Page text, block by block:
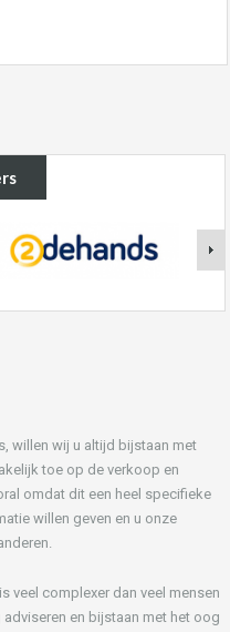
willen wij u altijd bijstaan met
toe op de verkoop en
omdat dit een heel specifieke
willen geven en u onze
veel complexer dan veel mensen
en bijstaan met het oog